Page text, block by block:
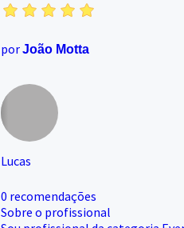
porJoão Motta
Lucas
0 recomendações
Sobre o profissional